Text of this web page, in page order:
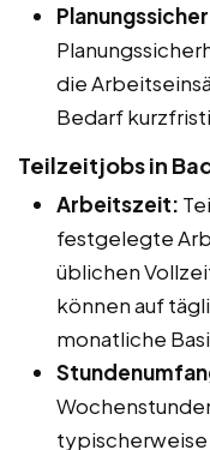
die
Bedarf
Teilzeitjobs in
Arbeitszeit:
festgelegte
üblichen
können auf
monatliche
typischerweise